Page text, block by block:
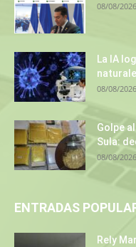
08/08/2026
La IA
08/08/2026
Golpe
Sula:
08/08/2026
ENTRADAS
Rely